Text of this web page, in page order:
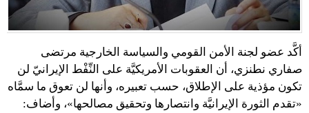
أكَّد عضو لجنة الأمن القومي والسياسة الخارجية مرتضى
صفاري نطنزي، أن العقوبات الأمريكيَّة على النِّفْط الإيرانيّ لن
تكون مؤذية على الإطلاق، حسب تعبيره، وأنها لن تعوق ما سمَّاه
«تقدم الثورة الإيرانيَّة وانتصارها وتحقيق مصالحها»، وأضاف: